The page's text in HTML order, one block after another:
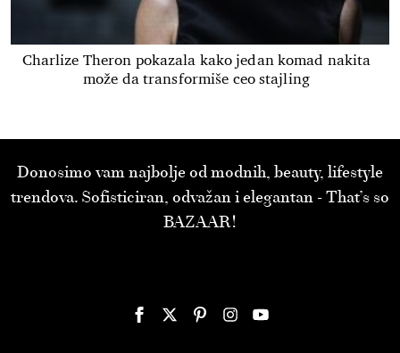
Charlize Theron pokazala kako jedan komad nakita
može da transformiše ceo stajling
Donosimo vam najbolje od modnih, beauty, lifestyle
trendova. Sofisticiran, odvažan i elegantan - That’s so
BAZAAR!